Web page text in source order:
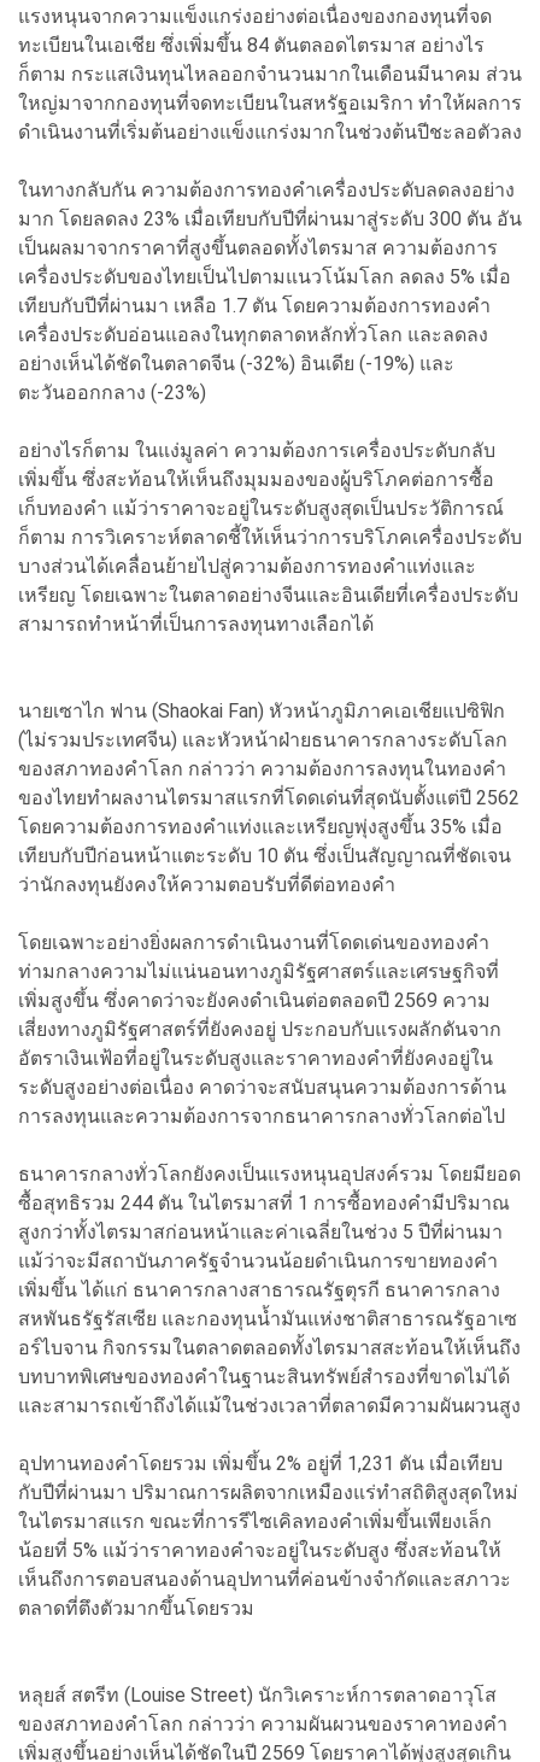
แรงหนุนจากความแข็งแกร่งอย่างต่อเนื่องของกองทุนที่จด
ทะเบียนในเอเชีย ซึ่งเพิ่มขึ้น 84 ตันตลอดไตรมาส อย่างไร
ก็ตาม กระแสเงินทุนไหลออกจำนวนมากในเดือนมีนาคม ส่วน
ใหญ่มาจากกองทุนที่จดทะเบียนในสหรัฐอเมริกา ทำให้ผลการ
ดำเนินงานที่เริ่มต้นอย่างแข็งแกร่งมากในช่วงต้นปีชะลอตัวลง
ในทางกลับกัน ความต้องการทองคำเครื่องประดับลดลงอย่าง
มาก โดยลดลง 23% เมื่อเทียบกับปีที่ผ่านมาสู่ระดับ 300 ตัน อัน
เป็นผลมาจากราคาที่สูงขึ้นตลอดทั้งไตรมาส ความต้องการ
เครื่องประดับของไทยเป็นไปตามแนวโน้มโลก ลดลง 5% เมื่อ
เทียบกับปีที่ผ่านมา เหลือ 1.7 ตัน โดยความต้องการทองคำ
เครื่องประดับอ่อนแอลงในทุกตลาดหลักทั่วโลก และลดลง
อย่างเห็นได้ชัดในตลาดจีน (-32%) อินเดีย (-19%) และ
ตะวันออกกลาง (-23%)
อย่างไรก็ตาม ในแง่มูลค่า ความต้องการเครื่องประดับกลับ
เพิ่มขึ้น ซึ่งสะท้อนให้เห็นถึงมุมมองของผู้บริโภคต่อการซื้อ
เก็บทองคำ แม้ว่าราคาจะอยู่ในระดับสูงสุดเป็นประวัติการณ์
ก็ตาม การวิเคราะห์ตลาดชี้ให้เห็นว่าการบริโภคเครื่องประดับ
บางส่วนได้เคลื่อนย้ายไปสู่ความต้องการทองคำแท่งและ
เหรียญ โดยเฉพาะในตลาดอย่างจีนและอินเดียที่เครื่องประดับ
สามารถทำหน้าที่เป็นการลงทุนทางเลือกได้
นายเซาไก ฟาน (Shaokai Fan) หัวหน้าภูมิภาคเอเชียแปซิฟิก
(ไม่รวมประเทศจีน) และหัวหน้าฝ่ายธนาคารกลางระดับโลก
ของสภาทองคำโลก กล่าวว่า ความต้องการลงทุนในทองคำ
ของไทยทำผลงานไตรมาสแรกที่โดดเด่นที่สุดนับตั้งแต่ปี 2562
โดยความต้องการทองคำแท่งและเหรียญพุ่งสูงขึ้น 35% เมื่อ
เทียบกับปีก่อนหน้าแตะระดับ 10 ตัน ซึ่งเป็นสัญญาณที่ชัดเจน
ว่านักลงทุนยังคงให้ความตอบรับที่ดีต่อทองคำ
โดยเฉพาะอย่างยิ่งผลการดำเนินงานที่โดดเด่นของทองคำ
ท่ามกลางความไม่แน่นอนทางภูมิรัฐศาสตร์และเศรษฐกิจที่
เพิ่มสูงขึ้น ซึ่งคาดว่าจะยังคงดำเนินต่อตลอดปี 2569 ความ
เสี่ยงทางภูมิรัฐศาสตร์ที่ยังคงอยู่ ประกอบกับแรงผลักดันจาก
อัตราเงินเฟ้อที่อยู่ในระดับสูงและราคาทองคำที่ยังคงอยู่ใน
ระดับสูงอย่างต่อเนื่อง คาดว่าจะสนับสนุนความต้องการด้าน
การลงทุนและความต้องการจากธนาคารกลางทั่วโลกต่อไป
ธนาคารกลางทั่วโลกยังคงเป็นแรงหนุนอุปสงค์รวม โดยมียอด
ซื้อสุทธิรวม 244 ตัน ในไตรมาสที่ 1 การซื้อทองคำมีปริมาณ
สูงกว่าทั้งไตรมาสก่อนหน้าและค่าเฉลี่ยในช่วง 5 ปีที่ผ่านมา
แม้ว่าจะมีสถาบันภาครัฐจำนวนน้อยดำเนินการขายทองคำ
เพิ่มขึ้น ได้แก่ ธนาคารกลางสาธารณรัฐตุรกี ธนาคารกลาง
สหพันธรัฐรัสเซีย และกองทุนน้ำมันแห่งชาติสาธารณรัฐอาเซ
อร์ไบจาน กิจกรรมในตลาดตลอดทั้งไตรมาสสะท้อนให้เห็นถึง
บทบาทพิเศษของทองคำในฐานะสินทรัพย์สำรองที่ขาดไม่ได้
และสามารถเข้าถึงได้แม้ในช่วงเวลาที่ตลาดมีความผันผวนสูง
อุปทานทองคำโดยรวม เพิ่มขึ้น 2% อยู่ที่ 1,231 ตัน เมื่อเทียบ
กับปีที่ผ่านมา ปริมาณการผลิตจากเหมืองแร่ทำสถิติสูงสุดใหม่
ในไตรมาสแรก ขณะที่การรีไซเคิลทองคำเพิ่มขึ้นเพียงเล็ก
น้อยที่ 5% แม้ว่าราคาทองคำจะอยู่ในระดับสูง ซึ่งสะท้อนให้
เห็นถึงการตอบสนองด้านอุปทานที่ค่อนข้างจำกัดและสภาวะ
ตลาดที่ตึงตัวมากขึ้นโดยรวม
หลุยส์ สตรีท (Louise Street) นักวิเคราะห์การตลาดอาวุโส
ของสภาทองคำโลก กล่าวว่า ความผันผวนของราคาทองคำ
เพิ่มสูงขึ้นอย่างเห็นได้ชัดในปี 2569 โดยราคาได้พุ่งสูงสุดเกิน